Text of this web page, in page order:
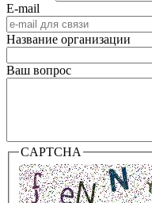
E-mail
Название организации
Ваш вопрос
CAPTCHA